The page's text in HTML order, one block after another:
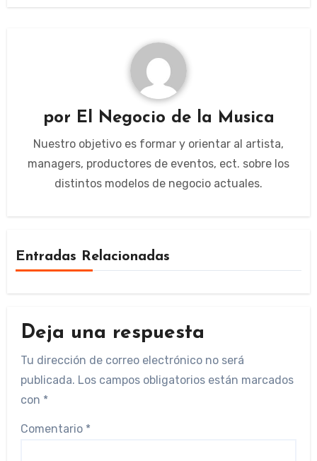
por El Negocio de la Musica
Nuestro objetivo es formar y orientar al artista,
managers, productores de eventos, ect. sobre los
distintos modelos de negocio actuales.
Entradas Relacionadas
Deja una respuesta
Tu dirección de correo electrónico no será
publicada. Los campos obligatorios están marcados
con *
Comentario *